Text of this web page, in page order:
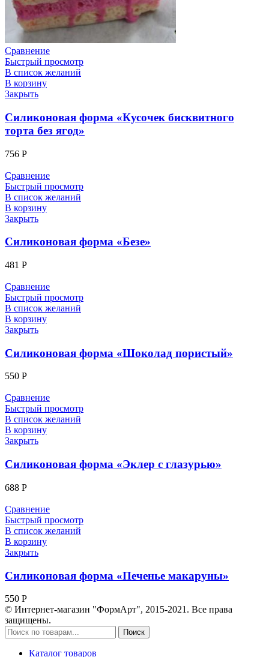
Сравнение
Быстрый просмотр
В список желаний
В корзину
Закрыть
Силиконовая форма «Кусочек бисквитного
торта без ягод»
756 Р
Сравнение
Быстрый просмотр
В список желаний
В корзину
Закрыть
Силиконовая форма «Безе»
481 Р
Сравнение
Быстрый просмотр
В список желаний
В корзину
Закрыть
Силиконовая форма «Шоколад пористый»
550 Р
Сравнение
Быстрый просмотр
В список желаний
В корзину
Закрыть
Силиконовая форма «Эклер с глазурью»
688 Р
Сравнение
Быстрый просмотр
В список желаний
В корзину
Закрыть
Силиконовая форма «Печенье макаруны»
550 Р
© Интернет-магазин "ФормАрт", 2015-2021. Все права
защищены.
Поиск
Каталог товаров